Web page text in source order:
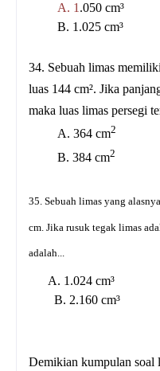
A. 1 .050
B. 1.025
34. Sebuah limas
luas 144 cm². Jika
maka luas limas persegi
A. 364 cm2 C.
B. 384 cm2 D.
35. Sebuah limas yang
cm. Jika rusuk tegak limas
adalah...
A. 1.024
B. 2.160
Demikian kumpulan soal